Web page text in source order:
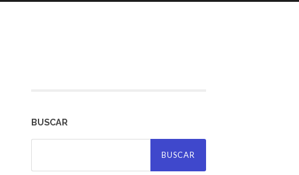
BUSCAR
Buscar: